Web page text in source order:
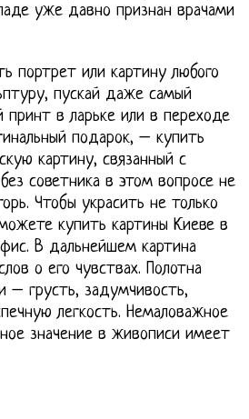
уже давно признан врачами
портрет или картину любого
пускай даже самый
принт в ларьке или в переходе
подарок, – купить
картину, связанный с
советника в этом вопросе не
Чтобы украсить не только
купить картины Киеве в
В дальнейшем картина
о его чувствах. Полотна
– грусть, задумчивость,
легкость. Немаловажное
значение в живописи имеет